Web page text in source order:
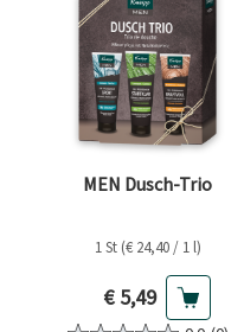
MEN Dusch-Trio
1 St (€ 24,40 / 1 l)
Aktueller Preis
€ 5,49